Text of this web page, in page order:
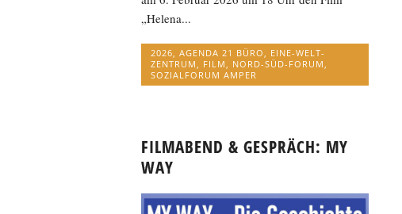
„Helena...
2026 AGENDA 21 BÜRO
EINE-WELT-
ZENTRUM
FILM NORD-SÜD-FORUM
SOZIALFORUM AMPER
FILMABEND & GESPRÄCH: MY
WAY